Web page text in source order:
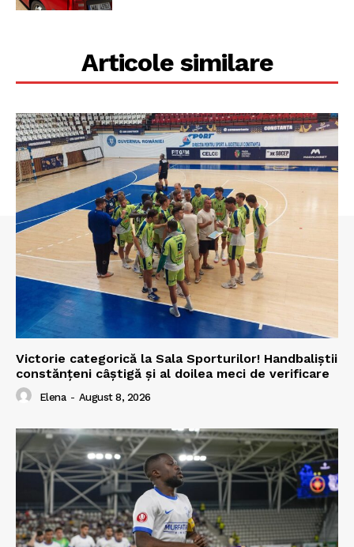
Articole similare
Victorie categorică la Sala Sporturilor! Handbaliștii
constănțeni câștigă și al doilea meci de verificare
Elena - August 8, 2026